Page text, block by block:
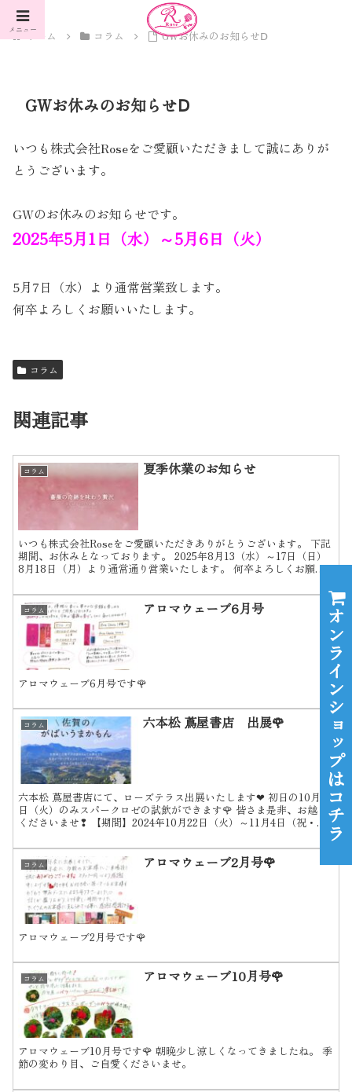
ホーム コラム GWお休みのお知らせⅮ
GWお休みのお知らせⅮ
いつも株式会社Roseをご愛顧いただきまして誠にありが
とうございます。
GWのお休みのお知らせです。
2025年5月1日（水）～5月6日（火）
5月7日（水）より通常営業致します。
何卒よろしくお願いいたします。
コラム
関連記事
コラム 夏季休業のお知らせ
いつも株式会社Roseをご愛顧いただきありがとうございます。 下記
期間、お休みとなっております。 2025年8月13（水）～17日（日）
8月18日（月）より通常通り営業いたします。 何卒よろしくお願い
コラム アロマウェーブ6月号
アロマウェーブ6月号です🌹
コラム 六本松 蔦屋書店 出展🌹
六本松 蔦屋書店にて、ローズテラス出展いたします❤ 初日の10月22
日（火）のみスパークロゼの試飲ができます🌹 皆さま是非、お越し
くださいませ❢ 【期間】2024年10月22日（火）～11月4日（祝・
コラム アロマウェーブ2月号🌹
アロマウェーブ2月号です🌹
コラム アロマウェーブ10月号🌹
アロマウェーブ10月号です🌹 朝晩少し涼しくなってきましたね。 季
節の変わり目、ご自愛くださいませ。
メニュー
オンラインショップはコチラ